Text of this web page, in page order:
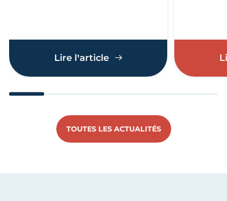
Lire l’articleLa CMA NA – Corrèze
TOUTES LES ACTUALITÉS